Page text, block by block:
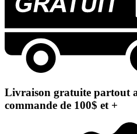
Livraison gratuite partout
commande de 100$ et +